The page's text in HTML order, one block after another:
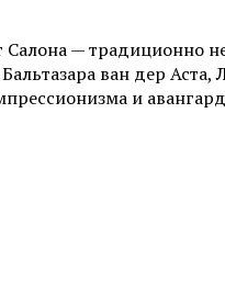
Салона — традиционно
ван дер
и